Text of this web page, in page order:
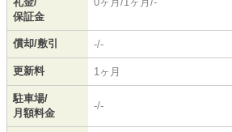
保証金
償却/敷引 -/-
更新料 1ヶ月
駐車場/
月額料金
-/-